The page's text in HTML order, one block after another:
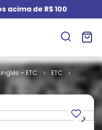
acima de R$ 100
– ETC
ETC